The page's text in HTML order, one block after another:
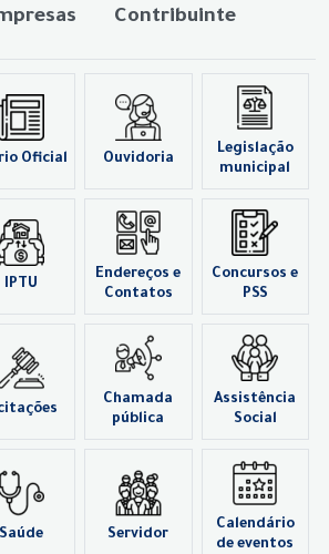
Contribuinte
Oficial Ouvidoria
Legislação
municipal
IPTU
Endereços e
Contatos
Concursos e
PSS
Chamada
pública
Assistência
Social
Saúde Servidor
Calendário
de eventos